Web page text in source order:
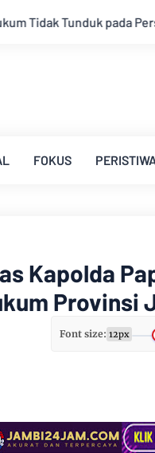
Terhadap Monopoli
FOKUS
Kapolda
Provinsi
Font size: 12px